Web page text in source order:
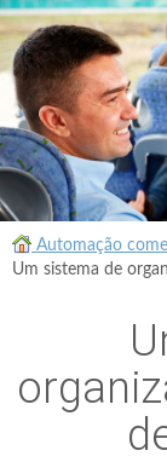
Automação
Um sistema de